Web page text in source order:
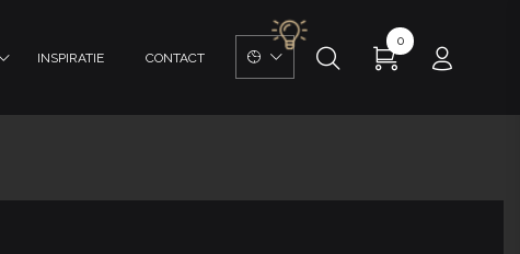
INSPIRATIE CONTACT
0